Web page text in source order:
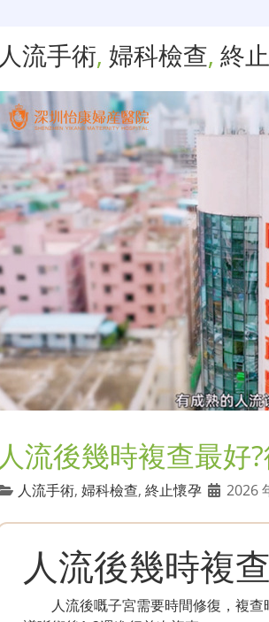
人流手術, 婦科檢查, 終
人流後幾時複查最好
人流手術, 婦科檢查, 終止懷孕 2026
人流後幾時複
人流後嘅子宮需要時間修復，複